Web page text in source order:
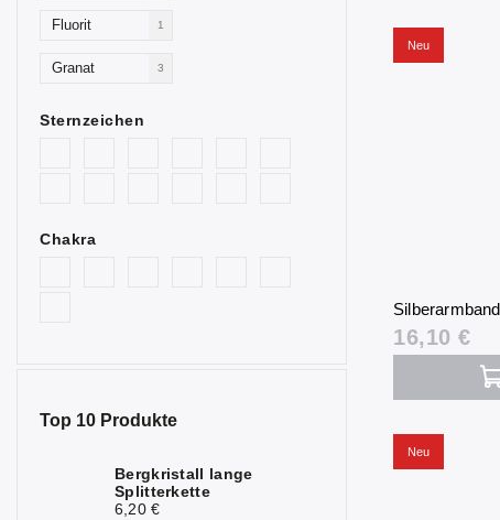
Fluorit 1
Granat 3
Kunzit
Malachit
2
Sternzeichen
Chakra
Top 10 Produkte
Bergkristall lange
Splitterkette
6,20 €
Neu
16,10 €
Neu